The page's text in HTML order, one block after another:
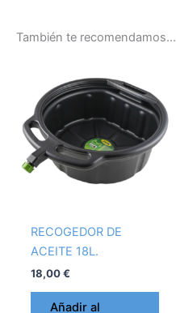
También te recomendamos…
RECOGEDOR DE
ACEITE 18L.
18,00€
Añadir al